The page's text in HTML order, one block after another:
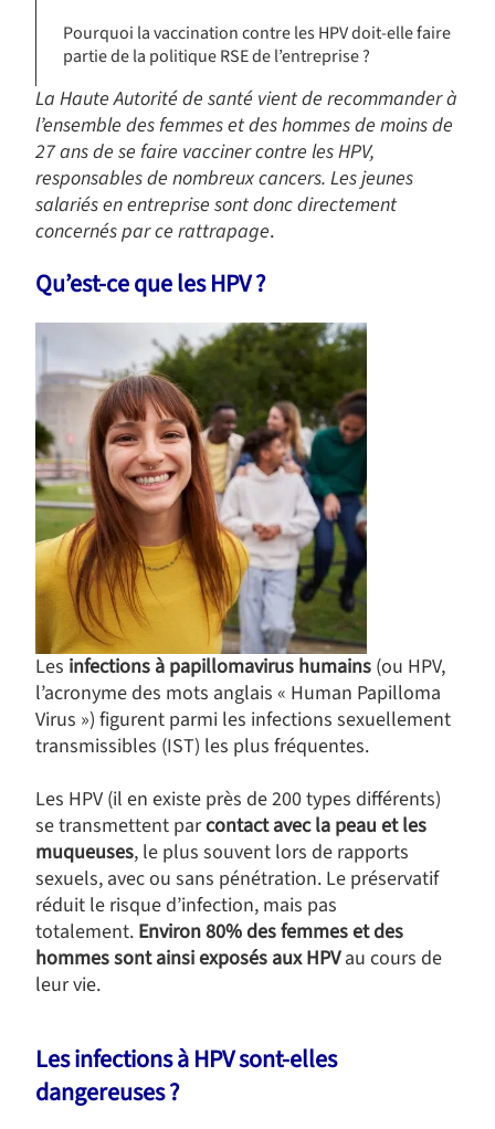
Pourquoi la vaccination contre les HPV doit-elle faire
partie de la politique RSE de l’entreprise ?
La Haute Autorité de santé vient de recommander à
l’ensemble des femmes et des hommes de moins de
27 ans de se faire vacciner contre les HPV,
responsables de nombreux cancers. Les jeunes
salariés en entreprise sont donc directement
concernés par ce rattrapage.
Qu’est-ce que les HPV ?
Les infections à papillomavirus humains (ou HPV,
l’acronyme des mots anglais « Human Papilloma
Virus ») figurent parmi les infections sexuellement
transmissibles (IST) les plus fréquentes.
Les HPV (il en existe près de 200 types différents)
se transmettent parcontact avec la peau et les
muqueuses, le plus souvent lors de rapports
sexuels, avec ou sans pénétration. Le préservatif
réduit le risque d’infection, mais pas
totalement. Environ 80% des femmes et des
hommes sont ainsi exposés aux HPVau cours de
leur vie.
Les infections à HPV sont-elles
dangereuses ?